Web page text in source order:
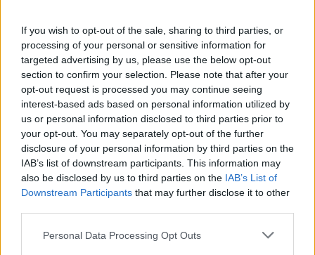
If you wish to opt-out of the sale, sharing to third parties, or
processing of your personal or sensitive information for
targeted advertising by us, please use the below opt-out
section to confirm your selection. Please note that after your
opt-out request is processed you may continue seeing
interest-based ads based on personal information utilized by
us or personal information disclosed to third parties prior to
your opt-out. You may separately opt-out of the further
disclosure of your personal information by third parties on the
IAB’s list of downstream participants. This information may
also be disclosed by us to third parties on the IAB’s List of
Downstream Participants that may further disclose it to other
Please note that this website/app uses one or more Google
Personal Data Processing Opt Outs
Kövess minket, és értesülj a friss hírekről a
Facebookon is!
Követem
#EURÓPA #DEUTSCH TAMÁS #EP-VÁLASZTÁS